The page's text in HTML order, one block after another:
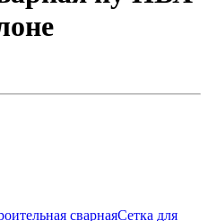
сварнаяСетка для